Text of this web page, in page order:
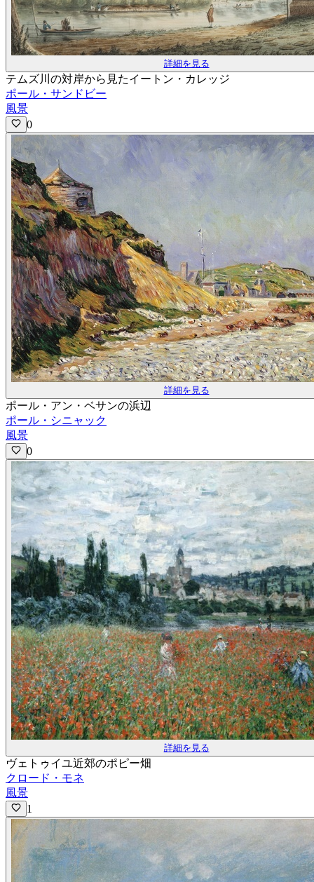
詳細を見る
テムズ川の対岸から見たイートン・カレッジ
ポール・サンドビー
風景
0
詳細を見る
ポール・アン・ベサンの浜辺
ポール・シニャック
風景
0
詳細を見る
ヴェトゥイユ近郊のポピー畑
クロード・モネ
風景
1